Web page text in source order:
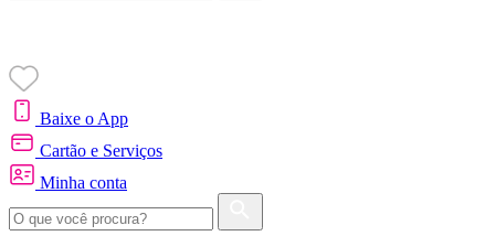
Baixe o App
Cartão e Serviços
Minha conta